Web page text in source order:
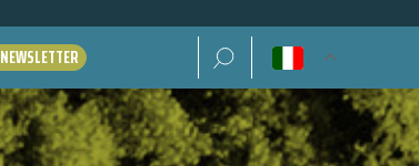
NEWSLETTER Ricerca per: